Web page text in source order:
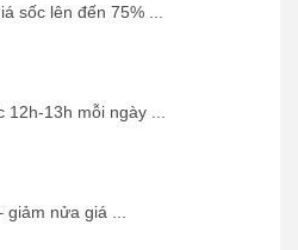
sốc lên đến 75% ...
12h-13h mỗi ngày ...
giảm nửa giá ...